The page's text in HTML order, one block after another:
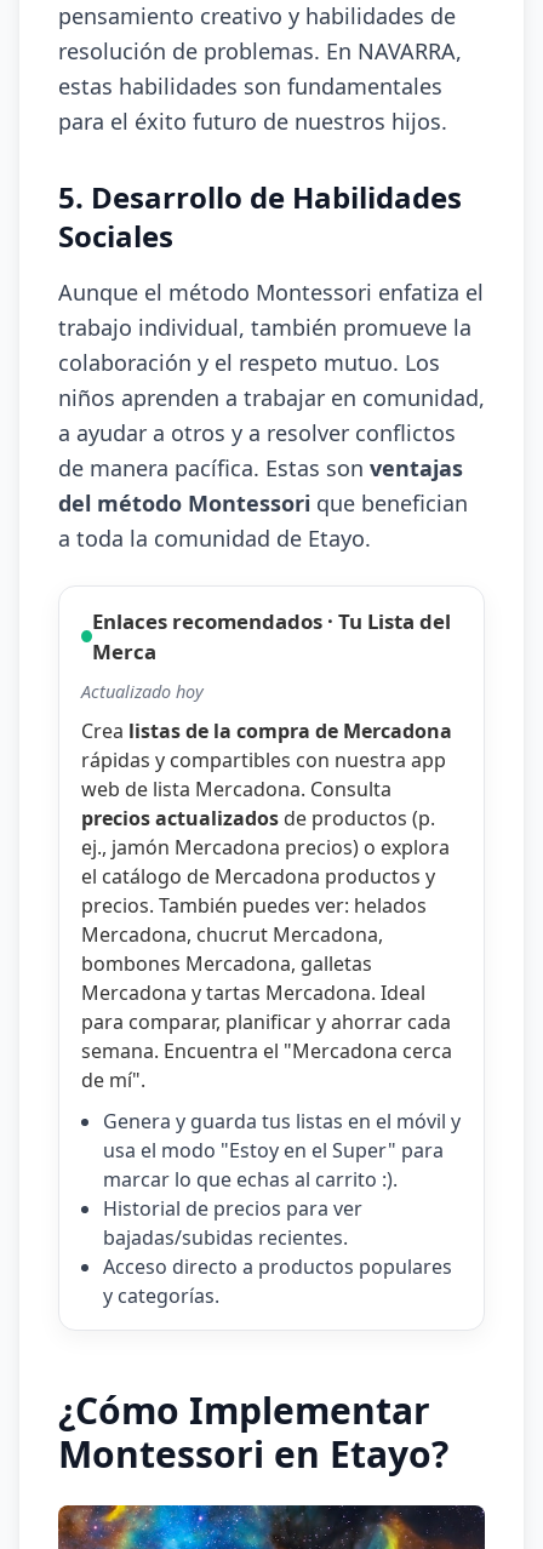
pensamiento creativo y habilidades de
resolución de problemas. En NAVARRA,
estas habilidades son fundamentales
para el éxito futuro de nuestros hijos.
5. Desarrollo de Habilidades
Sociales
Aunque el método Montessori enfatiza el
trabajo individual, también promueve la
colaboración y el respeto mutuo. Los
niños aprenden a trabajar en comunidad,
a ayudar a otros y a resolver conflictos
de manera pacífica. Estas son ventajas
del método Montessori que benefician
a toda la comunidad de Etayo.
Enlaces recomendados · Tu Lista del
Merca
Actualizado hoy
Crea listas de la compra de Mercadona
rápidas y compartibles con nuestra app
web de lista Mercadona. Consulta
precios actualizados de productos (p.
ej., jamón Mercadona precios) o explora
el catálogo de Mercadona productos y
precios. También puedes ver: helados
Mercadona, chucrut Mercadona,
bombones Mercadona, galletas
Mercadona ytartas Mercadona. Ideal
para comparar, planificar y ahorrar cada
semana. Encuentra el "Mercadona cerca
de mí".
Genera y guarda tus listas en el móvil y
usa el modo "Estoy en el Super" para
marcar lo que echas al carrito :).
Historial de precios para ver
bajadas/subidas recientes.
Acceso directo a productos populares
y categorías.
¿Cómo Implementar
Montessori en Etayo?